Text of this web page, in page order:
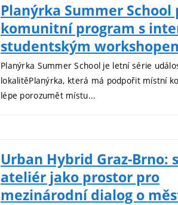
Planýrka Summer
komunitní program s
studentským
Planýrka Summer School je letní série
lokalitěPlanýrka, která má podpořit místní
lépe porozumět místu...
Urban Hybrid Graz-Brno:
ateliér jako prostor pro
mezinárodní dialog o